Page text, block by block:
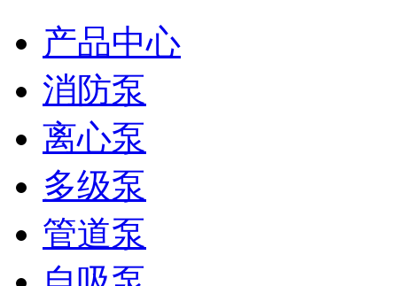
产品中心
消防泵
离心泵
多级泵
管道泵